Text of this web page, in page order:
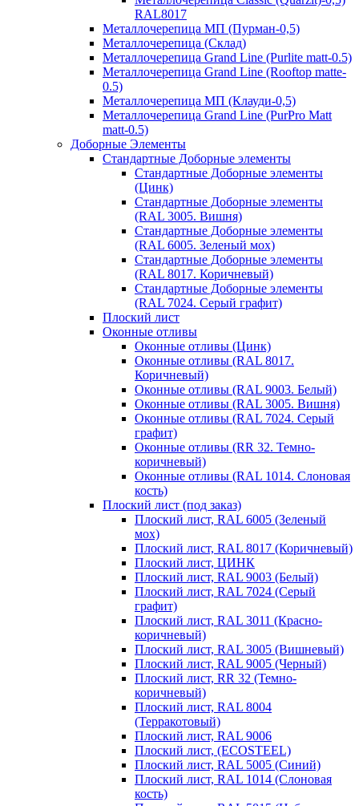
RAL8017
Металлочерепица МП (Пурман-0,5)
Металлочерепица (Склад)
Металлочерепица Grand Line (Purlite matt-0.5)
Металлочерепица Grand Line (Rooftop matte-
0.5)
Металлочерепица МП (Клауди-0,5)
Металлочерепица Grand Line (PurPro Matt
matt-0.5)
Доборные Элементы
Стандартные Доборные элементы
Стандартные Доборные элементы
(Цинк)
Стандартные Доборные элементы
(RAL 3005. Вишня)
Стандартные Доборные элементы
(RAL 6005. Зеленый мох)
Стандартные Доборные элементы
(RAL 8017. Коричневый)
Стандартные Доборные элементы
(RAL 7024. Серый графит)
Плоский лист
Оконные отливы
Оконные отливы (Цинк)
Оконные отливы (RAL 8017.
Коричневый)
Оконные отливы (RAL 9003. Белый)
Оконные отливы (RAL 3005. Вишня)
Оконные отливы (RAL 7024. Серый
графит)
Оконные отливы (RR 32. Темно-
коричневый)
Оконные отливы (RAL 1014. Слоновая
кость)
Плоский лист (под заказ)
Плоский лист, RAL 6005 (Зеленый
мох)
Плоский лист, RAL 8017 (Коричневый)
Плоский лист, ЦИНК
Плоский лист, RAL 9003 (Белый)
Плоский лист, RAL 7024 (Серый
графит)
Плоский лист, RAL 3011 (Красно-
коричневый)
Плоский лист, RAL 3005 (Вишневый)
Плоский лист, RAL 9005 (Черный)
Плоский лист, RR 32 (Темно-
коричневый)
Плоский лист, RAL 8004
(Терракотовый)
Плоский лист, RAL 9006
Плоский лист, (ECOSTEEL)
Плоский лист, RAL 5005 (Синий)
Плоский лист, RAL 1014 (Слоновая
кость)